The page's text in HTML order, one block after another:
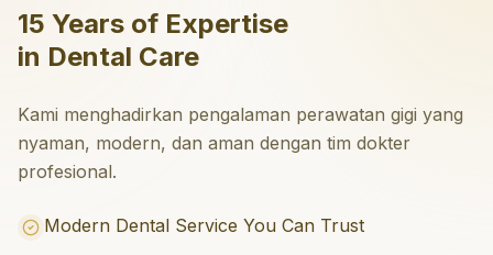
15 Years of Expertise
in Dental Care
Kami menghadirkan pengalaman perawatan gigi yang
nyaman, modern, dan aman dengan tim dokter
profesional.
Modern Dental Service You Can Trust